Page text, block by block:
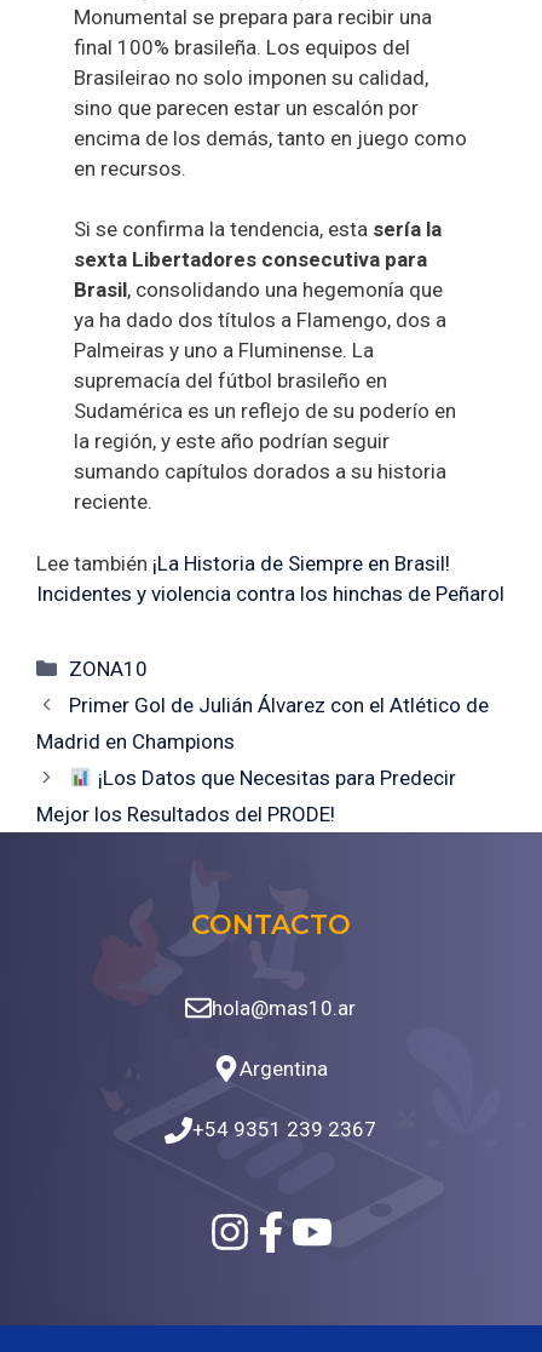
Monumental se prepara para recibir una
final 100% brasileña. Los equipos del
Brasileirao no solo imponen su calidad,
sino que parecen estar un escalón por
encima de los demás, tanto en juego como
en recursos.
Si se confirma la tendencia, esta sería la
sexta Libertadores consecutiva para
Brasil, consolidando una hegemonía que
ya ha dado dos títulos a Flamengo, dos a
Palmeiras y uno a Fluminense. La
supremacía del fútbol brasileño en
Sudamérica es un reflejo de su poderío en
la región, y este año podrían seguir
sumando capítulos dorados a su historia
reciente.
Lee también ¡La Historia de Siempre en Brasil!
Incidentes y violencia contra los hinchas de Peñarol
Categorías
ZONA10
Primer Gol de Julián Álvarez con el Atlético de
Madrid en Champions
¡Los Datos que Necesitas para Predecir
Mejor los Resultados del PRODE!
CONTACTO
hola@mas10.ar
Argentina
+54 9351 239 2367